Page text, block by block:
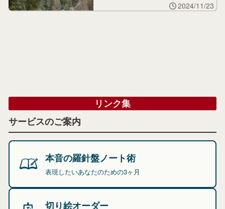
2024/11/23
リンク集
サービスのご案内
本音の羅針盤ノート術
表現したいあなたのための3ヶ月
切り絵オーダー